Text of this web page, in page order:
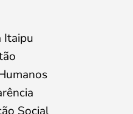
Itaipu
Social